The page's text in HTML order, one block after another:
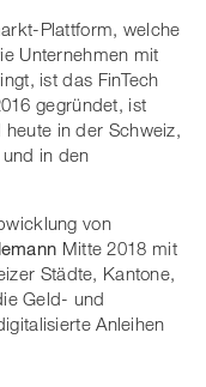
Plattform, welche
Unternehmen mit
ist das FinTech
gegründet, ist
in der Schweiz,
in den
von
Mitte 2018 mit
Städte, Kantone,
Geld- und
Anleihen